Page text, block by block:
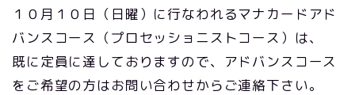
１０月１０日（日曜）に行なわれるマナカードアド
バンスコース（プロセッショニストコース）は、
既に定員に達しておりますので、アドバンスコース
をご希望の方はお問い合わせからご連絡下さい。